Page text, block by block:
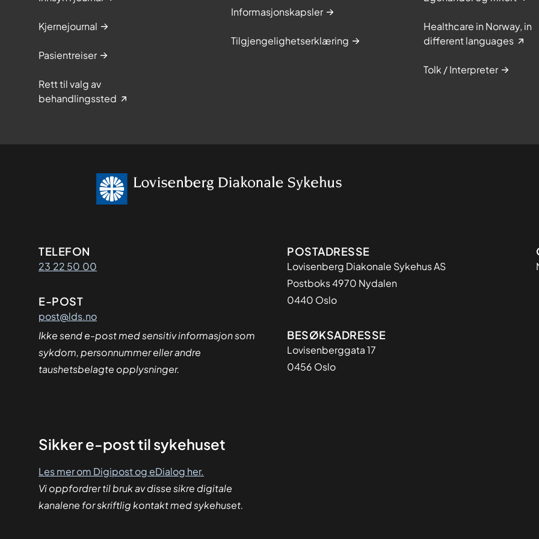
Kjernejournal
Pasientreiser
Rett til valg av
behandlingssted
Informasjonskapsler
Tilgjengelighetserklæring
Healthcare in Norway, in
different languages
Tolk / Interpreter
Kontaktinformasjon
TELEFON
23 22 50 00
E-POST
post@lds.no
Ikke send e-post med sensitiv informasjon som
sykdom, personnummer eller andre
taushetsbelagte opplysninger.
Sikker
Sikker e-post til sykehuset
Les mer om Digipost og eDialog her.
Vi oppfordrer til bruk av disse sikre digitale
kanalene for skriftlig kontakt med sykehuset.
Adresse
POSTADRESSE
Lovisenberg Diakonale Sykehus AS
Postboks 4970 Nydalen
0440 Oslo
BESØKSADRESSE
Lovisenberggata 17
0456 Oslo